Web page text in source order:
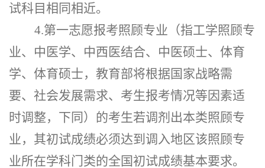
试科目相同相近。
4.第一志愿报考照顾专业（指工学照顾专
业、中医学、中西医结合、中医硕士、体育
学、体育硕士，教育部将根据国家战略需
要、社会发展需求、考生报考情况等因素适
时调整，下同）的考生若调剂出本类照顾专
业，其初试成绩必须达到调入地区该照顾专
业所在学科门类的全国初试成绩基本要求。